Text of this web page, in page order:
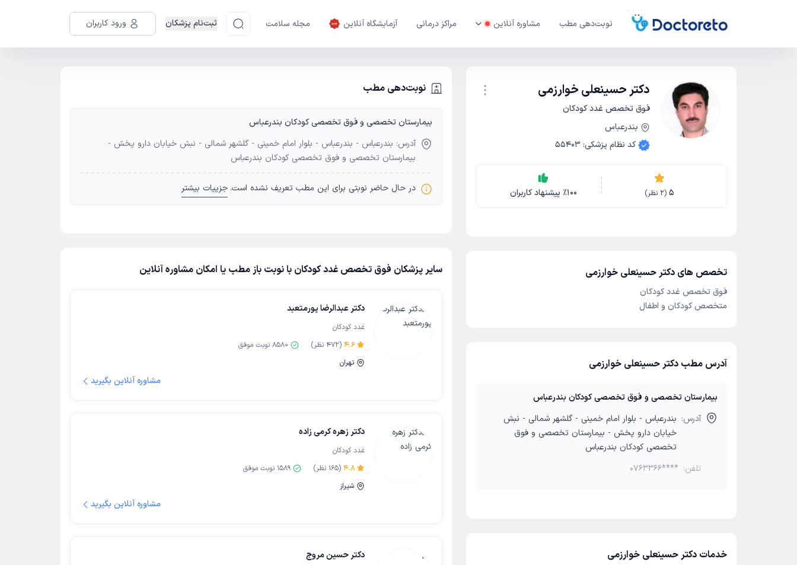
نوبت‌دهی مطب مشاوره آنلاین مراکز درمانی آزمایشگاه آنلاین مجله سلامت ثبت‌نام پزشکان ورود کاربران
دکتر حسینعلی خوارزمی
فوق تخصص غدد کودکان
بندرعباس
کد نظام پزشکی:
55403
5
(
2 نظر) ٪100 پیشنهاد کاربران
نوبت‌دهی مطب
بیمارستان تخصصی و فوق تخصصی کودکان بندرعباس
آدرس: بندرعباس - بندرعباس - بلوار امام خمینی - گلشهر شمالی - نبش خیابان دارو پخش -
بیمارستان تخصصی و فوق تخصصی کودکان بندرعباس
در حال حاضر نوبتی برای این مطب تعریف نشده است. جزییات بیشتر
سایر پزشکان فوق تخصص غدد کودکان با نوبت باز مطب یا امکان مشاوره آنلاین
دکتر عبدالرضا پورمتعبد
غدد کودکان
4.6
(
472 نظر) 8580 نوبت موفق
تهران
مشاوره آنلاین بگیرید
دکتر زهره کرمی زاده
غدد کودکان
4.8
(
165 نظر) 1589 نوبت موفق
شیراز
مشاوره آنلاین بگیرید
دکتر حسین مروج
تخصص های دکتر حسینعلی خوارزمی
فوق تخصص غدد کودکان
متخصص کودکان و اطفال
آدرس مطب دکتر حسینعلی خوارزمی
بیمارستان تخصصی و فوق تخصصی کودکان بندرعباس
آدرس: بندرعباس - بلوار امام خمینی - گلشهر شمالی - نبش
خیابان دارو پخش - بیمارستان تخصصی و فوق
تخصصی کودکان بندرعباس
تلفن: 0763366****
خدمات دکتر حسینعلی خوارزمی